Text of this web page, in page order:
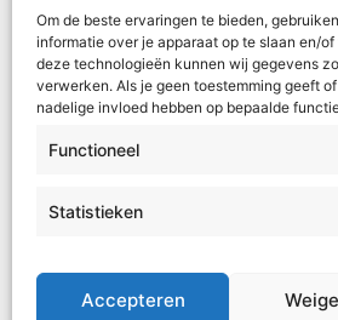
Om de beste ervaringen te bieden,
informatie over je apparaat op te slaan en/
deze technologieën kunnen wij gegevens
verwerken. Als je geen toestemming geeft
nadelige invloed hebben op bepaalde
Functioneel
Statistieken
Accepteren